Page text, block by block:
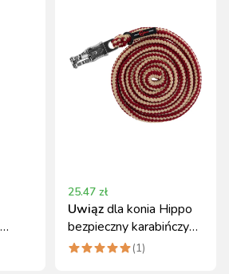
25.47 zł
Uwiązdla konia Hippo
bezpieczny karabińczyk
200 cm
(1)